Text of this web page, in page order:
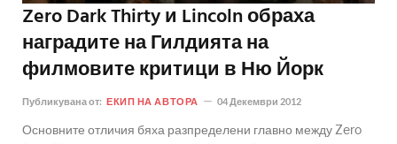
Zero Dark Thirty и Lincoln обраха
наградите на Гилдията на
филмовите критици в Ню Йорк
Публикувана от: ЕКИП НА АВТОРА 04 Декември 2012
Основните отличия бяха разпределени главно между Zero